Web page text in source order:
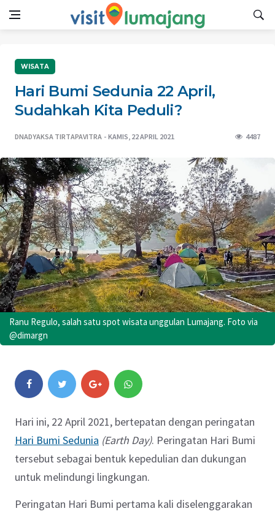
WISATA
Hari Bumi Sedunia 22 April,
Sudahkah Kita Peduli?
DNADYAKSA TIRTAPAVITRA KAMIS, 22 APRIL 2021 4487
Ranu Regulo, salah satu spot wisata unggulan Lumajang. Foto via
@dimargn
Hari ini, 22 April 2021, bertepatan dengan peringatan
Hari Bumi Sedunia (Earth Day). Peringatan Hari Bumi
tersebut sebagai bentuk kepedulian dan dukungan
untuk melindungi lingkungan.
Peringatan Hari Bumi pertama kali diselenggarakan